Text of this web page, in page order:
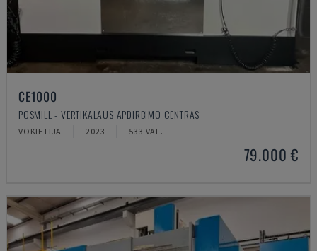
CE1000
POSMILL - VERTIKALAUS APDIRBIMO CENTRAS
VOKIETIJA 2023 533 VAL.
79.000 €